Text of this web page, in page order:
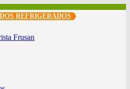
REFRIGERADOS